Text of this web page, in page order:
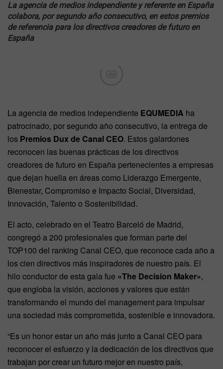
La agencia de medios independiente y referente en España
colabora, por segundo año consecutivo, en estos premios
de referencia para los directivos creadores de futuro en
España
Ad
La agencia de medios independiente EQUMEDIA ha
patrocinado, por segundo año consecutivo, la entrega de
los Premios Dux de Canal CEO. Estos galardones
reconocen las buenas prácticas de los directivos
creadores de futuro en España pertenecientes a empresas
que dejan huella en áreas como Liderazgo Emergente,
Bienestar, Compromiso e Impacto Social, Diversidad,
Innovación, Talento o Sostenibilidad.
El acto, celebrado en el Teatro Barceló de Madrid,
congregó a 200 profesionales que forman parte del
TOP100 del ranking Canal CEO, que reconoce cada año a
los cien directivos más inspiradores de nuestro país. El
hilo conductor de esta gala fue «The Decision Maker»,
que engloba la visión, acciones y valores que están
transformando el mundo del management para impulsar
una sociedad más comprometida, sostenible e innovadora.
“Es un honor estar un año más junto a Canal CEO para
reconocer el esfuerzo y la dedicación de los directivos que
trabajan por crear un futuro mejor en nuestro país,